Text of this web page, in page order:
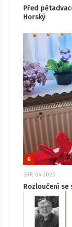
Před
Horský
6
SRP, 04 2026
Rozloučení